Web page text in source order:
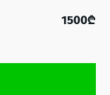
1500₾